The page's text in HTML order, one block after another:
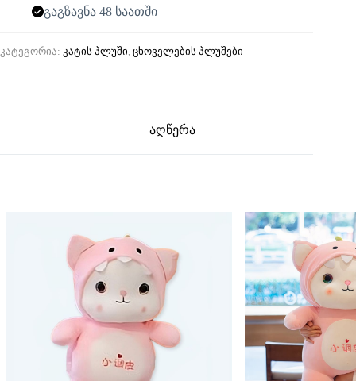
გაგზავნა 48 საათში
კატეგორია: კატის პლუში ცხოველების პლუშები
აღწერა